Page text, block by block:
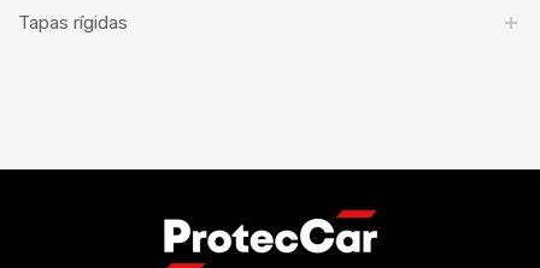
Tapas rígidas